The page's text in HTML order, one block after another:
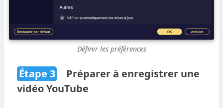
Définir les préférences
Étape 3
Préparer à enregistrer une
vidéo YouTube